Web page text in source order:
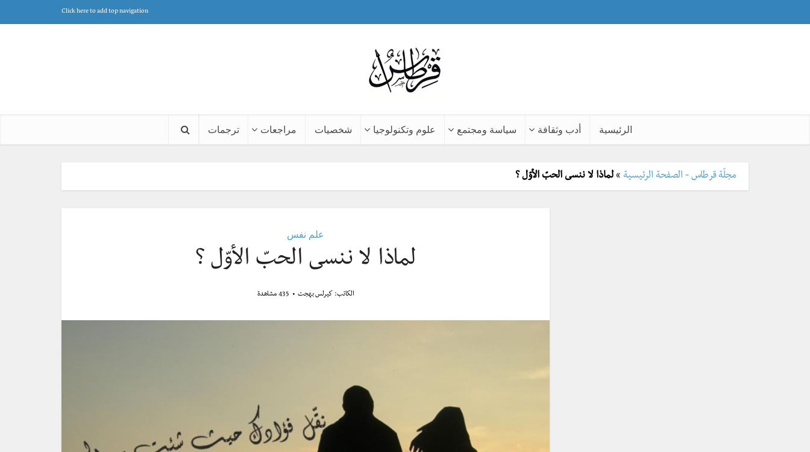
Click here to add top navigation
الرئيسية أدب وثقافة سياسة ومجتمع علوم وتكنولوجيا شخصيات مراجعات ترجمات
مجلّة قرطاس - الصفحة الرئيسية » لماذا لا ننسى الحبّ الأوّل ؟
علم نفس
لماذا لا ننسى الحبّ الأوّل ؟
الكاتب: كيرلس بهجت 435 مشاهدة